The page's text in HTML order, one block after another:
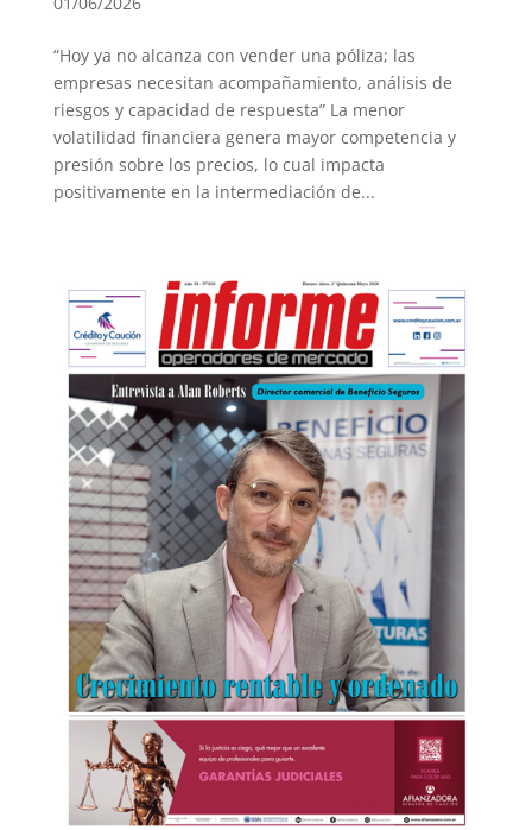
“Hoy ya no alcanza con vender una póliza; las
empresas necesitan acompañamiento, análisis de
riesgos y capacidad de respuesta” La menor
volatilidad financiera genera mayor competencia y
presión sobre los precios, lo cual impacta
positivamente en la intermediación de...